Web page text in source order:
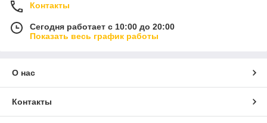
Контакты
Сегодня работает с 10:00 до 20:00
Показать весь график работы
О нас
Контакты